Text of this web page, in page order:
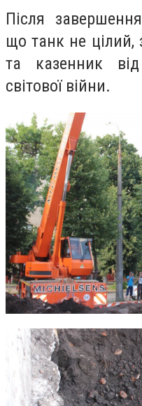
Після
що танк не
та казенник
світової війни.